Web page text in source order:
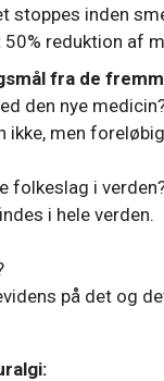
inden
reduktion af
fra de
den nye
ikke, men
folkeslag i
i hele verden.
på det og